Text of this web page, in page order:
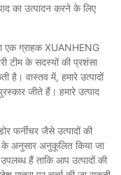
का उत्पादन करने के लिए
एक ग्राहक XUANHENG
टीम के सदस्यों की प्रशंसा
वास्तव में, हमारे उत्पादों
जीते हैं। हमारे उत्पाद
फर्नीचर जैसे उत्पादों की
के अनुसार अनुकूलित किया जा
हैं ताकि आप उत्पादों की